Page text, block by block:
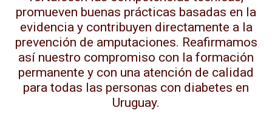
promueven buenas prácticas basadas en la
evidencia y contribuyen directamente a la
prevención de amputaciones. Reafirmamos
así nuestro compromiso con la formación
permanente y con una atención de calidad
para todas las personas con diabetes en
Uruguay.